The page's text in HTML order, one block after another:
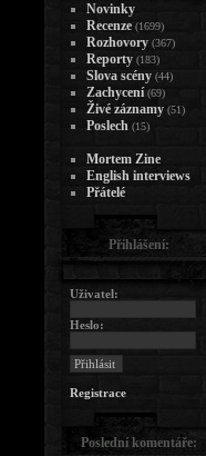
Novinky
Recenze (1699)
Rozhovory (367)
Reporty (183)
Slova scény (44)
Zachycení (69)
Živé záznamy (51)
Poslech (15)
Mortem Zine
English interviews
Přátelé
Přihlášení:
Uživatel:
Heslo:
Registrace
Poslední komentáře: